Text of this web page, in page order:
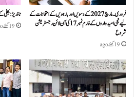
فروری۔مارچ 2027 کے دسویں اور بارہویں کے امتحانات کے
لیے نجی امیدواروں کے فارم نمبر 17 کی آن لائن رجسٹریشن
شروع
19 گھنٹے ago
ناندیڑ: بجلی کے
19 گھنٹے ago